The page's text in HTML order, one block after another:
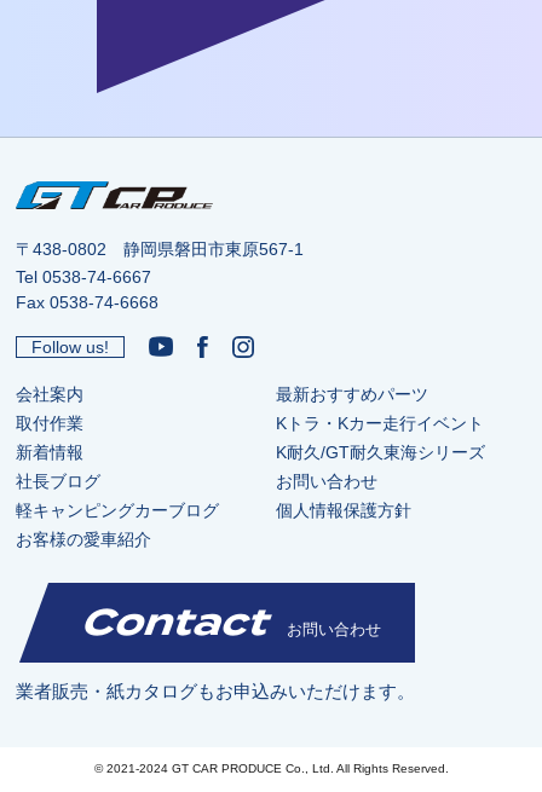
〒438-0802 静岡県磐田市東原567-1
Tel0538-74-6667
Fax 0538-74-6668
Follow us!
会社案内
取付作業
新着情報
社長ブログ
軽キャンピングカーブログ
お客様の愛車紹介
最新おすすめパーツ
Kトラ・Kカー走行イベント
K耐久/GT耐久東海シリーズ
お問い合わせ
個人情報保護方針
Contact お問い合わせ
業者販売・紙カタログもお申込みいただけます。
© 2021-2024 GT CAR PRODUCE Co., Ltd. All Rights Reserved.